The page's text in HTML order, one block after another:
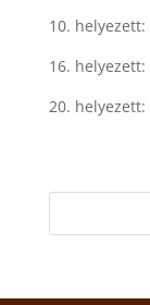
10. helyezett:
16. helyezett:
20. helyezett: